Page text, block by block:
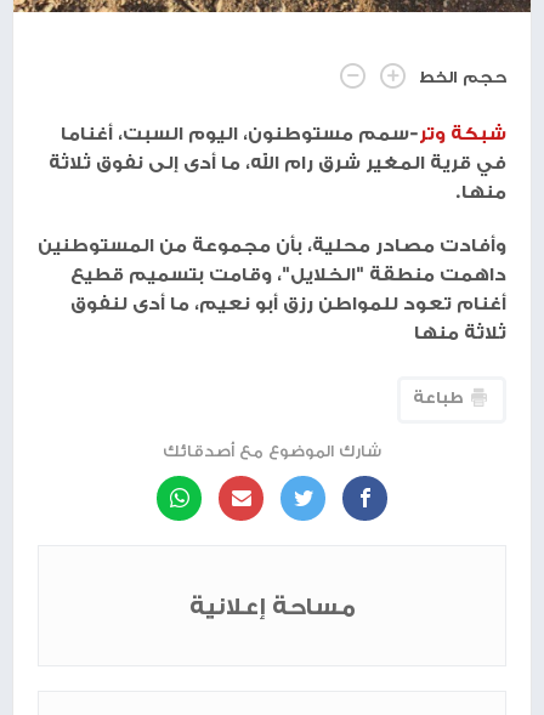
حجم الخط
شبكة وتر -سمم مستوطنون، اليوم السبت، أغناما
في قرية المغير شرق رام الله، ما أدى إلى نفوق ثلاثة
منها.
وأفادت مصادر محلية، بأن مجموعة من المستوطنين
داهمت منطقة "الخلايل"، وقامت بتسميم قطيع
أغنام تعود للمواطن رزق أبو نعيم، ما أدى لنفوق
ثلاثة منها
طباعة
شارك الموضوع مع أصدقائك
مساحة إعلانية